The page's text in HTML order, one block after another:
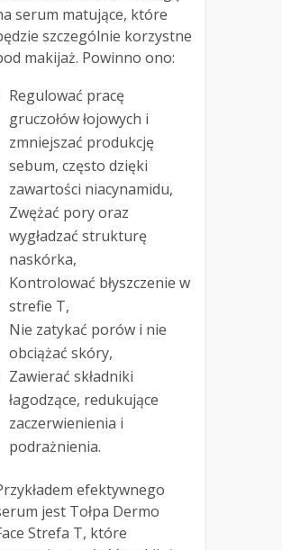
serum matujące, które
szczególnie korzystne
makijaż. Powinno ono:
Regulować pracę
gruczołów łojowych i
zmniejszać produkcję
sebum, często dzięki
zawartości niacynamidu,
Zwężać pory oraz
wygładzać strukturę
naskórka,
Kontrolować błyszczenie w
strefie T,
Nie zatykać porów i nie
obciążać skóry,
Zawierać składniki
łagodzące, redukujące
zaczerwienienia i
podrażnienia.
efektywnego
jest Tołpa Dermo
Strefa T, które